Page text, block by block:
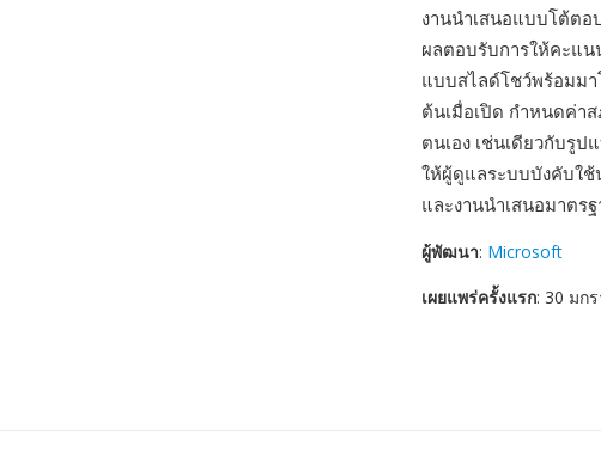
งานนำเสนอแบบโต้ต
ผลตอบรับการให้คะแ
แบบสไลด์โชว์พร้อมม
ต้นเมื่อเปิด กำหนดค่า
ตนเอง เช่นเดียวกับรูป
ให้ผู้ดูแลระบบบังคับใช้
และงานนำเสนอมาตร
ผู้พัฒนา: Microsoft
เผยแพร่ครั้งแรก: 30 มก